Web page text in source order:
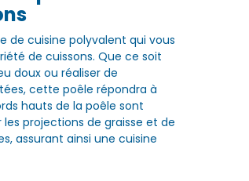
de cuisine polyvalent qui vous
de cuissons. Que ce soit
doux ou réaliser de
cette poêle répondra à
hauts de la poêle sont
projections de graisse et de
assurant ainsi une cuisine